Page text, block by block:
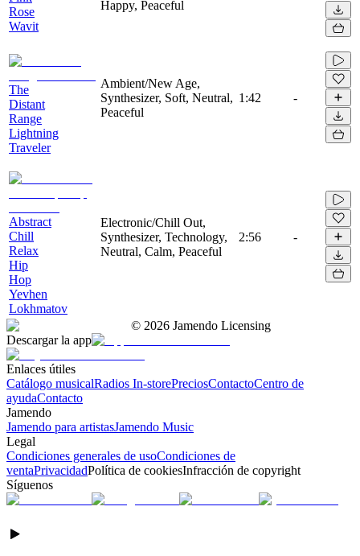
Rose
Wavit
Happy, Peaceful
The
Distant
Range
Lightning
Traveler
Ambient/New Age,
Synthesizer, Soft, Neutral,
Peaceful
1:42 -
Abstract
Chill
Relax
Hip
Hop
Yevhen
Lokhmatov
Electronic/Chill Out,
Synthesizer, Technology,
Neutral, Calm, Peaceful
2:56 -
© 2026 Jamendo Licensing
Descargar la app
Enlaces útiles
Catálogo musicalRadios In-storePreciosContactoCentro de
ayudaContacto
Jamendo
Jamendo para artistasJamendo Music
Legal
Condiciones generales de usoCondiciones de
ventaPrivacidadPolítica de cookiesInfracción de copyright
Síguenos